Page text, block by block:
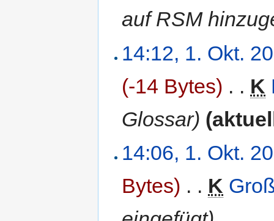
auf RSM
14:12, 1. Okt.
(-14 Bytes) . . K
Glossar)
14:06, 1. Okt.
Bytes) . . K